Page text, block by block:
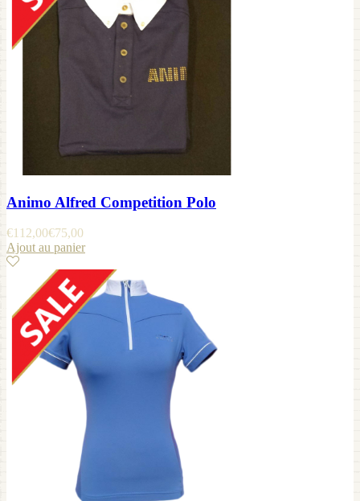
Animo Alfred Competition Polo
€112,00€75,00
Ajout au panier